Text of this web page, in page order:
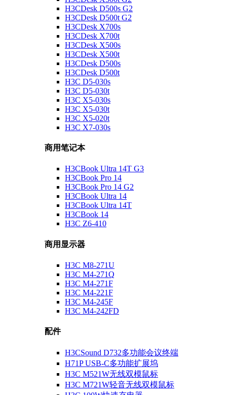
H3CDesk D500s G2
H3CDesk D500t G2
H3CDesk X700s
H3CDesk X700t
H3CDesk X500s
H3CDesk X500t
H3CDesk D500s
H3CDesk D500t
H3C D5-030s
H3C D5-030t
H3C X5-030s
H3C X5-030t
H3C X5-020t
H3C X7-030s
商用笔记本
H3CBook Ultra 14T G3
H3CBook Pro 14
H3CBook Pro 14 G2
H3CBook Ultra 14
H3CBook Ultra 14T
H3CBook 14
H3C Z6-410
商用显示器
H3C M8-271U
H3C M4-271Q
H3C M4-271F
H3C M4-221F
H3C M4-245F
H3C M4-242FD
配件
H3CSound D732多功能会议终端
H71P USB-C多功能扩展坞
H3C M521W无线双模鼠标
H3C M721W轻音无线双模鼠标